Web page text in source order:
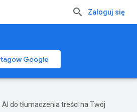
Zaloguj się
Google
do tłumaczenia treści na Twój